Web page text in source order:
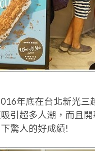
年底在台北新光三
引超多人潮，而且
驚人的好成績!